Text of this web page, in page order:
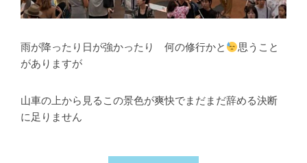
雨が降ったり日が強かったり 何の修行かと
思うこと
がありますが
山車の上から見るこの景色が爽快でまだまだ辞める決断
に足りません